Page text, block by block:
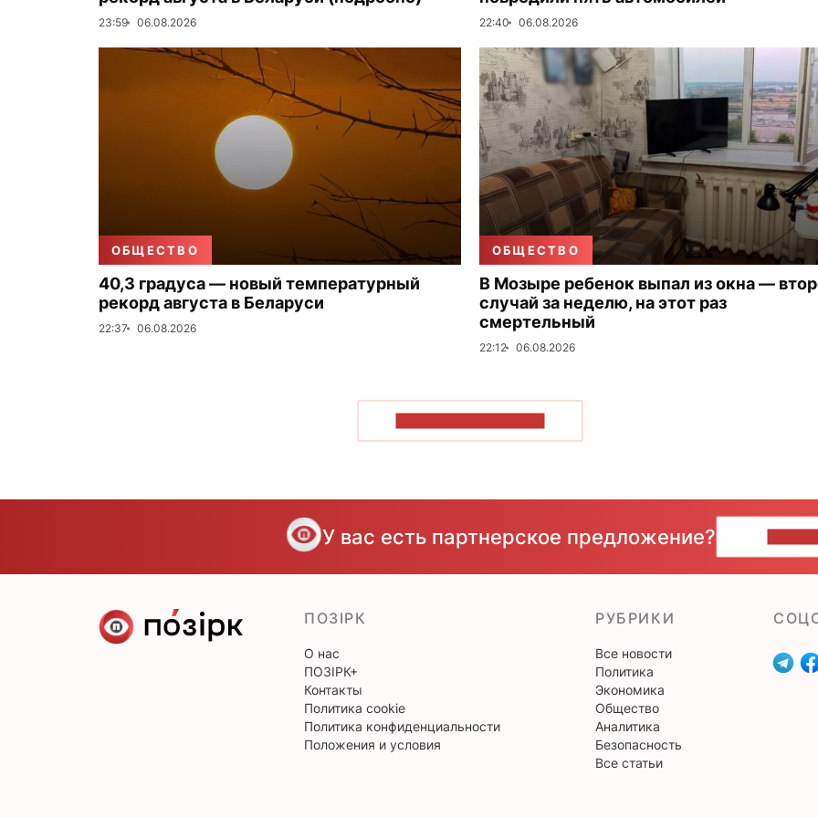
23:59 06.08.2026 22:40 06.08.2026
ОБЩЕСТВО
40,3 градуса — новый температурный
рекорд августа в Беларуси
22:37 06.08.2026
ОБЩЕСТВО
В Мозыре ребенок выпал из окна —
случай за неделю, на этот раз
смертельный
22:12 06.08.2026
У вас есть партнерское предложение?
ПОЗІРК
О нас
ПОЗІРК+
Контакты
Политика cookie
Политика конфиденциальности
Положения и условия
РУБРИКИ
Все новости
Политика
Экономика
Общество
Аналитика
Безопасность
Все статьи